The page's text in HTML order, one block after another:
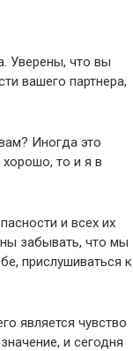
Уверены, что вы
вашего партнера,
Иногда это
то и я в
и всех их
забывать, что мы
прислушиваться к
является чувство
и сегодня